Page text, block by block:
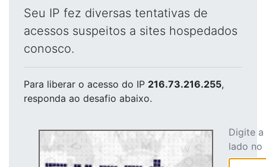
Seu IP fez diversas tentativas de
acessos suspeitos a sites hospedados
conosco.
Para liberar o acesso do IP 216.73.216.255,
responda ao desafio abaixo.
Digite
lado no